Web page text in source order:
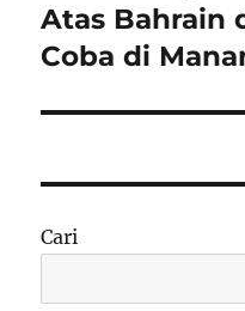
Atas Bahrain
Coba di
Cari